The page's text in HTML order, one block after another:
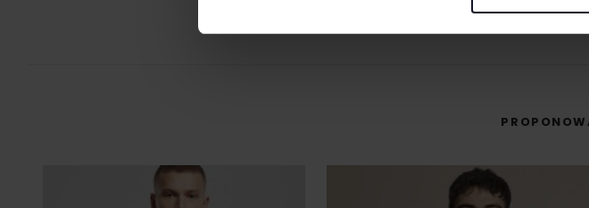
grafika najpierw trafia na specjalną folię, a dopiero potem jest przenoszona na